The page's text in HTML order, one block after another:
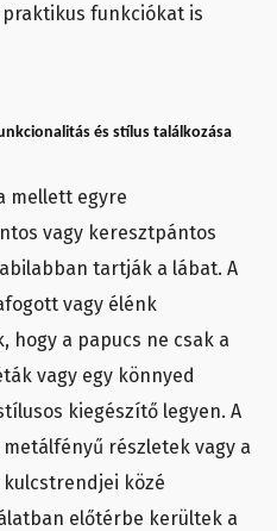
funkciókat is
és stílus találkozása
mellett egyre
vagy keresztpántos
tartják a lábat. A
vagy élénk
hogy a papucs ne csak a
vagy egy könnyed
kiegészítő legyen. A
részletek vagy a
közé
előtérbe kerültek a